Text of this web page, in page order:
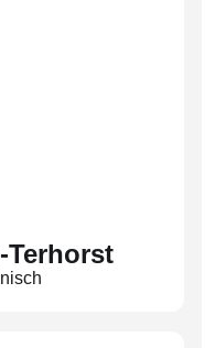
Terhorst